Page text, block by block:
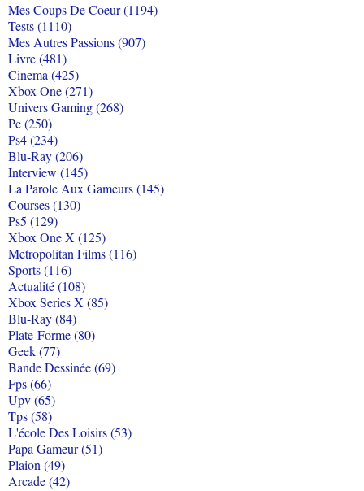
Mes Coups De Coeur (1194)
Tests (1110)
Mes Autres Passions (907)
Livre (481)
Cinema (425)
Xbox One (271)
Univers Gaming (268)
Pc (250)
Ps4 (234)
Blu-Ray (206)
Interview (145)
La Parole Aux Gameurs (145)
Courses (130)
Ps5 (129)
Xbox One X (125)
Metropolitan Films (116)
Sports (116)
Actualité (108)
Xbox Series X (85)
Blu-Ray (84)
Plate-Forme (80)
Geek (77)
Bande Dessinée (69)
Fps (66)
Upv (65)
Tps (58)
L'école Des Loisirs (53)
Papa Gameur (51)
Plaion (49)
Arcade (42)